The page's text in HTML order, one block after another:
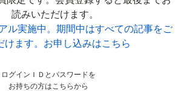
読みいただけます。
ル実施中。期間中はすべての記事をご
けます。お申し込みはこちら
ログインＩＤとパスワードを
お持ちの方はこちらから